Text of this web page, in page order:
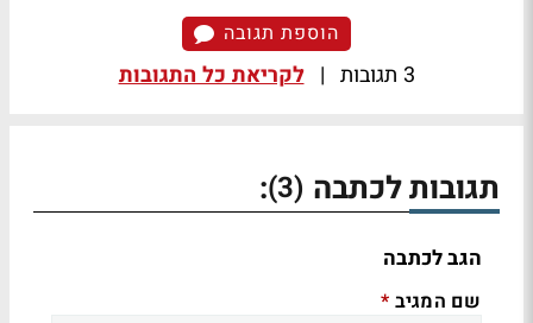
הוספת תגובה
3 תגובות | לקריאת כל התגובות
תגובות לכתבה (3)
:
הגב לכתבה
שם המגיב *